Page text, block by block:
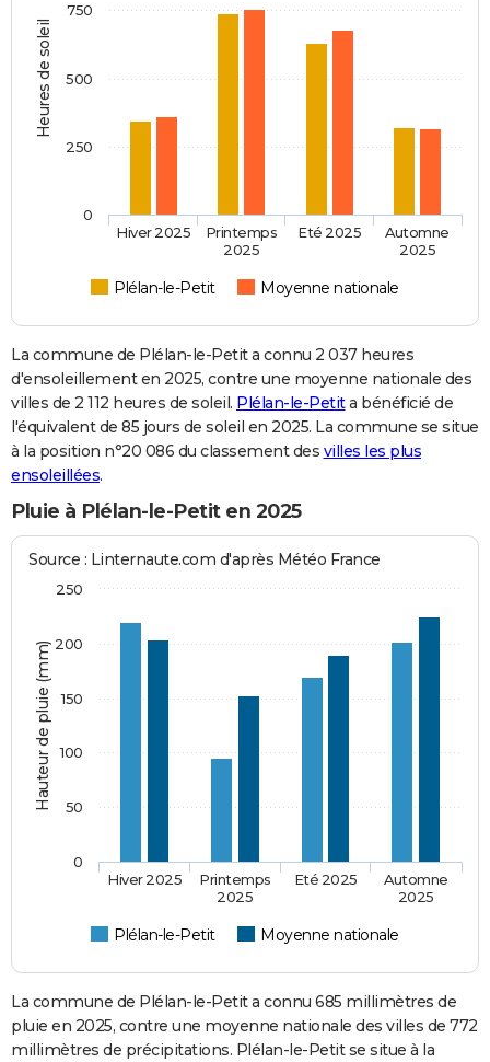
Heures de soleil
Plélan-le-Petit Moyenne nationale
Hiver 2025
Printemps
2025
Eté 2025
Automne
2025
0
250
500
750
La commune de Plélan-le-Petit a connu 2 037 heures
d'ensoleillement en 2025, contre une moyenne nationale des
villes de 2 112 heures de soleil. Plélan-le-Petita bénéficié de
l'équivalent de 85 jours de soleil en 2025. La commune se situe
à la position n°20 086 du classement des villes les plus
ensoleillées.
Pluie à Plélan-le-Petit en 2025
Hauteur de pluie (mm)
Source : Linternaute.com d'après Météo France
Plélan-le-Petit Moyenne nationale
Hiver 2025
Printemps
2025
Eté 2025
Automne
2025
0
50
100
150
200
250
La commune de Plélan-le-Petit a connu 685 millimètres de
pluie en 2025, contre une moyenne nationale des villes de 772
millimètres de précipitations. Plélan-le-Petit se situe à la